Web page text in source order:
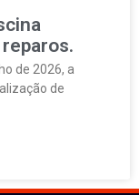
de 2026, a
de